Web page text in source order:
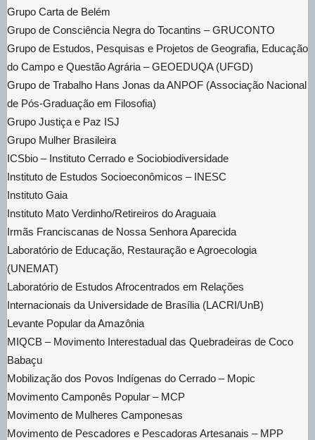
Grupo Carta de Belém
Grupo de Consciência Negra do Tocantins – GRUCONTO
Grupo de Estudos, Pesquisas e Projetos de Geografia, Educação
do Campo e Questão Agrária – GEOEDUQA (UFGD)
Grupo de Trabalho Hans Jonas da ANPOF (Associação Nacional
de Pós-Graduação em Filosofia)
Grupo Justiça e Paz ISJ
Grupo Mulher Brasileira
ICSbio – Instituto Cerrado e Sociobiodiversidade
Instituto de Estudos Socioeconômicos – INESC
Instituto Gaia
Instituto Mato Verdinho/Retireiros do Araguaia
Irmãs Franciscanas de Nossa Senhora Aparecida
Laboratório de Educação, Restauração e Agroecologia
(UNEMAT)
Laboratório de Estudos Afrocentrados em Relações
Internacionais da Universidade de Brasília (LACRI/UnB)
Levante Popular da Amazônia
MIQCB – Movimento Interestadual das Quebradeiras de Coco
Babaçu
Mobilização dos Povos Indígenas do Cerrado – Mopic
Movimento Camponês Popular – MCP
Movimento de Mulheres Camponesas
Movimento de Pescadores e Pescadoras Artesanais – MPP